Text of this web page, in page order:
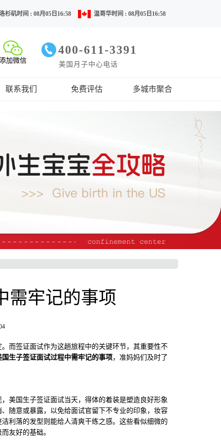
杉矶时间 : 08月05日16:58 温哥华时间 : 08月05日16:58
加微信
400-611-3391
美国月子中心电话
联系我们 免费评估 多城市聚合
需牢记的事项
签证面试作为这趟旅程中的关键环节，其重要性不
国生子签证面试过程中需牢记的事项 ，准妈妈们及时了
国生子签证面试当天，得体的着装是塑造良好形象
随意或暴露，以免给面试官留下不专业的印象，妆容
利落的发型则能给人清爽干练之感。这些看似细微的
友好的基础。